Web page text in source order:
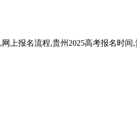
上报名流程,贵州2025高考报名时